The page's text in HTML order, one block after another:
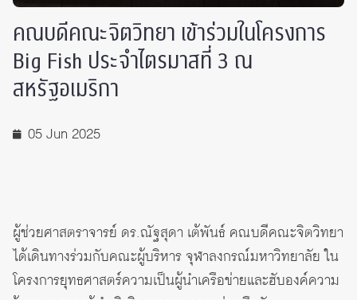
คณบดีคณะจิตวิทยา เข้าร่วมในโครงการ
Big Fish ประจำไตรมาสที่ 3 ณ
สหรัฐอเมริกา
05 Jun 2025
ผู้ช่วยศาสตราจารย์ ดร.ณัฐสุดา เต้พันธ์ คณบดีคณะจิตวิทยา
ได้เดินทางร่วมกับคณะผู้บริหาร จุฬาลงกรณ์มหาวิทยาลัย ใน
โครงการยุทธศาสตร์ความเป็นผู้นำเครือข่ายและฮับองค์ความ